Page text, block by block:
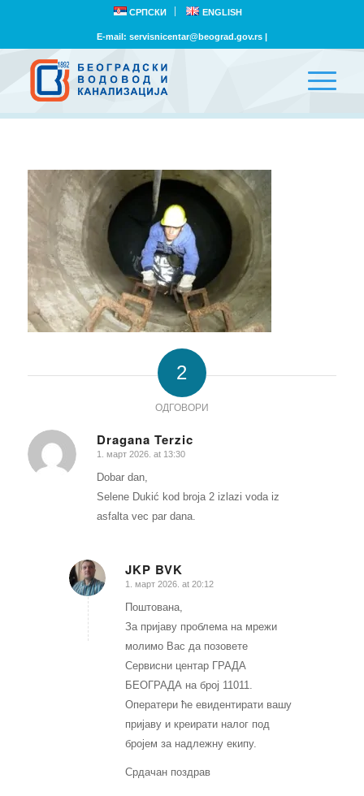
СРПСКИ ENGLISH
E-mail: servisnicentar@beograd.gov.rs|
2
ОДГОВОРИ
Dragana Terzic
гласи:
1. март 2026. at 13:30
Dobar dan,
Selene Dukić kod broja 2 izlazi voda iz
asfalta vec par dana.
JKP BVK
гласи:
1. март 2026. at 20:12
Поштована,
За пријаву проблема на мрежи
молимо Вас да позовете
Сервисни центар ГРАДА
БЕОГРАДА на број 11011.
Оператери ће евидентирати вашу
пријаву и креирати налог под
бројем за надлежну екипу.
Срдачан поздрав